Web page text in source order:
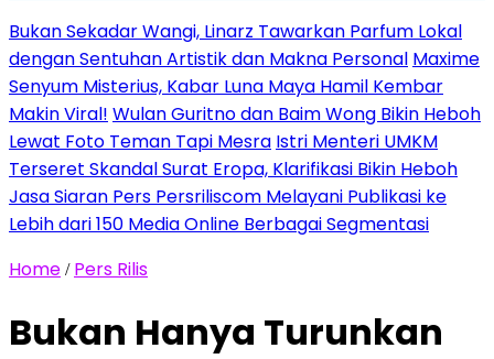
Bukan Sekadar Wangi, Linarz Tawarkan Parfum Lokal
dengan Sentuhan Artistik dan Makna Personal Maxime
Senyum Misterius, Kabar Luna Maya Hamil Kembar
Makin Viral! Wulan Guritno dan Baim Wong Bikin Heboh
Lewat Foto Teman Tapi Mesra Istri Menteri UMKM
Terseret Skandal Surat Eropa, Klarifikasi Bikin Heboh
Jasa Siaran Pers Persriliscom Melayani Publikasi ke
Lebih dari 150 Media Online Berbagai Segmentasi
Home / Pers Rilis
Bukan Hanya Turunkan